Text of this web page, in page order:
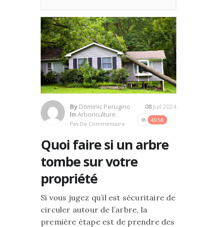
By Dominic Perugino
In Arboriculture
Pas De Commentaire
4958
08Juil 2024
Quoi faire si un arbre
tombe sur votre
propriété
Si vous jugez qu’il est sécuritaire de
circuler autour de l’arbre, la
première étape est de prendre des